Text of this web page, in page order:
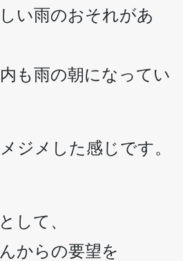
い雨のおそれがあ
も雨の朝になってい
ジメした感じです。
して、
からの要望を